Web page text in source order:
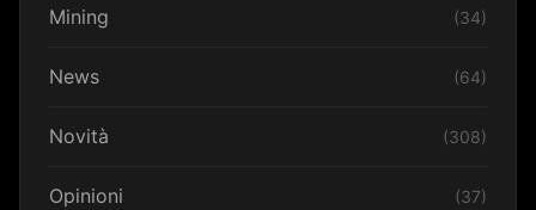
Mining (34)
News (64)
Novità (308)
Opinioni (37)